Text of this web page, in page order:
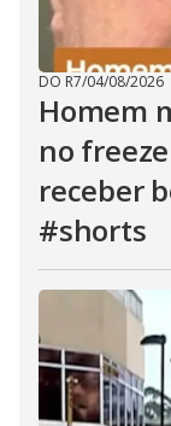
DO R7/04/08/2026
Homem
no
receber
#shorts